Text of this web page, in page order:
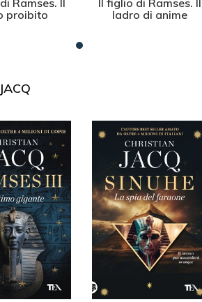
Ramses. Il
proibito
Il figlio di Ramses. Il
ladro di anime